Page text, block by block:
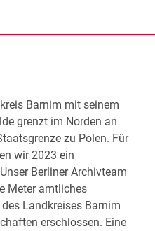
Barnim mit seinem
grenzt im Norden an
zu Polen. Für
wir 2023 ein
Berliner Archivteam
Meter amtliches
Landkreises Barnim
erschlossen. Eine